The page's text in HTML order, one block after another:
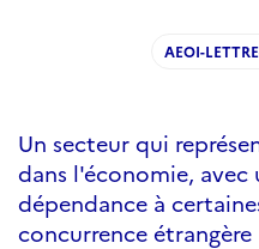
AEOI-
Un secteur qui
dans l'économie,
dépendance à
concurrence étrangère